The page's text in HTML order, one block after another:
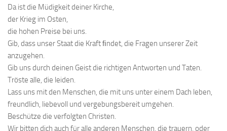
Da ist die Müdigkeit deiner Kirche,
der Krieg im Osten,
die hohen Preise bei uns.
Gib, dass unser Staat die Kraft ﬁndet, die Fragen unserer Zeit
anzugehen.
Gib uns durch deinen Geist die richtigen Antworten und Taten.
Tröste alle, die leiden.
Lass uns mit den Menschen, die mit uns unter einem Dach leben,
freundlich, liebevoll und vergebungsbereit umgehen.
Beschütze die verfolgten Christen.
Wir bitten dich auch für alle anderen Menschen, die trauern, oder